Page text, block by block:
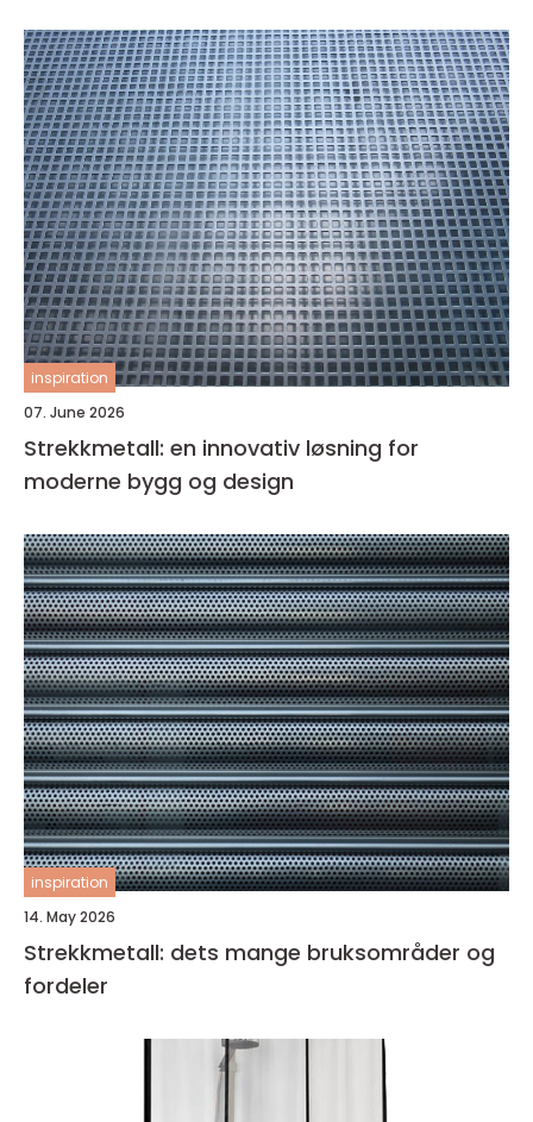
inspiration
07. June 2026
Strekkmetall: en innovativ løsning for
moderne bygg og design
inspiration
14. May 2026
Strekkmetall: dets mange bruksområder og
fordeler